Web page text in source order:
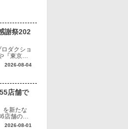
謝祭202
ダクショ
『東京喰
化や商
2026-08-04
店舗で
を新たな
店舗の計
2026-08-01